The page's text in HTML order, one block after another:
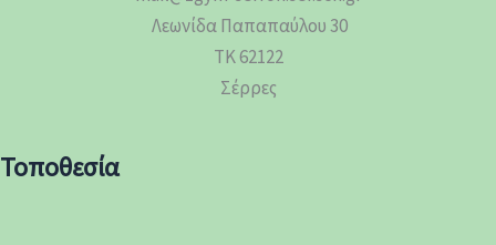
Λεωνίδα Παπαπαύλου 30
ΤΚ 62122
Σέρρες
Τοποθεσία